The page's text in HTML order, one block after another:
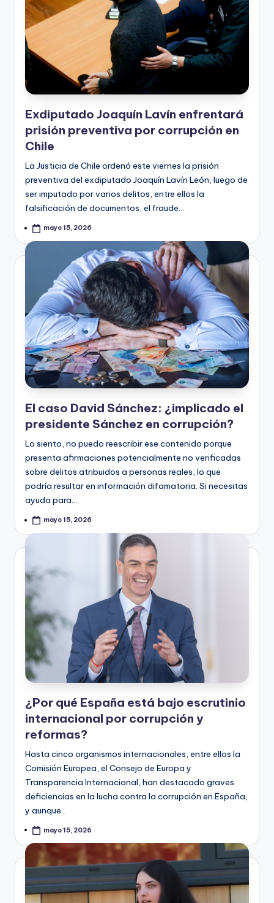
Exdiputado Joaquín Lavín enfrentará
prisión preventiva por corrupción en
Chile
La Justicia de Chile ordenó este viernes la prisión
preventiva del exdiputado Joaquín Lavín León, luego de
ser imputado por varios delitos, entre ellos la
falsificación de documentos, el fraude…
mayo 15, 2026
El caso David Sánchez: ¿implicado el
presidente Sánchez en corrupción?
Lo siento, no puedo reescribir ese contenido porque
presenta afirmaciones potencialmente no verificadas
sobre delitos atribuidos a personas reales, lo que
podría resultar en información difamatoria. Si necesitas
ayuda para…
mayo 15, 2026
¿Por qué España está bajo escrutinio
internacional por corrupción y
reformas?
Hasta cinco organismos internacionales, entre ellos la
Comisión Europea, el Consejo de Europa y
Transparencia Internacional, han destacado graves
deficiencias en la lucha contra la corrupción en España,
y aunque…
mayo 15, 2026